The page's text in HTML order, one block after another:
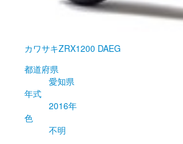
カワサキZRX1200 DAEG
都道府県
愛知県
年式
2016年
色
不明